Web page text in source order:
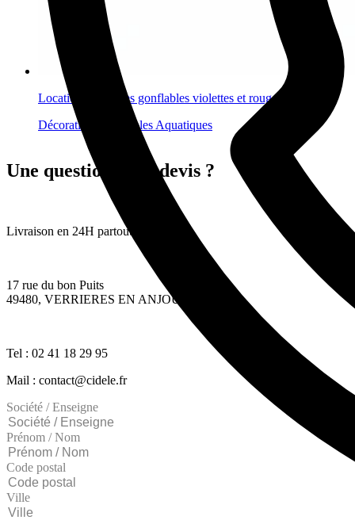
Location tentacules gonflables violettes et rouges
Décorations gonflables Aquatiques
Une question ? Un devis ?
Livraison en 24H partout en France
17 rue du bon Puits
49480, VERRIERES EN ANJOU
Tel : 02 41 18 29 95
Mail : contact@cidele.fr
Société / Enseigne
Prénom / Nom
Code postal
Ville